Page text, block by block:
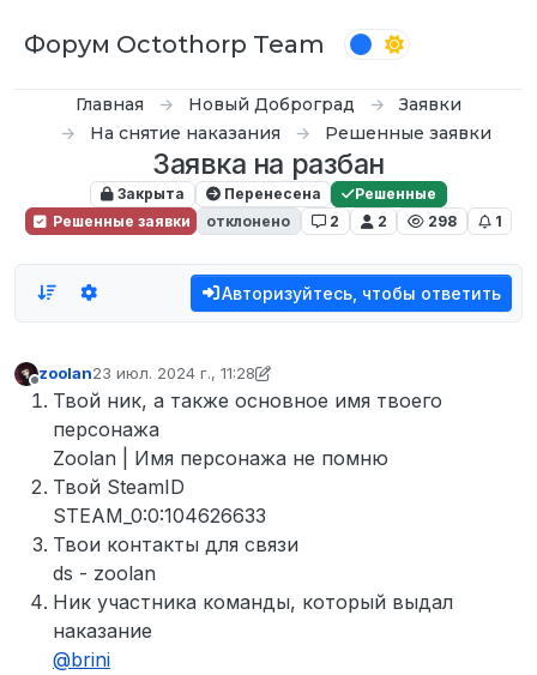
Форум Octothorp Team
Главная Новый Доброград
Заявки
На снятие наказания
Решенные заявки
Заявка на разбан
Закрыта Перенесена
Решенные
Решенные заявки
отклонено 2 2 298 1
Авторизуйтесь, чтобы ответить
Не в сети
zoolan23 июл. 2024 г., 11:28
отредактировано Tekoy
Твой ник, а также основное имя твоего
персонажа
Zoolan | Имя персонажа не помню
Твой SteamID
STEAM_0:0:104626633
Твои контакты для связи
ds - zoolan
Ник участника команды, который выдал
наказание
@brini